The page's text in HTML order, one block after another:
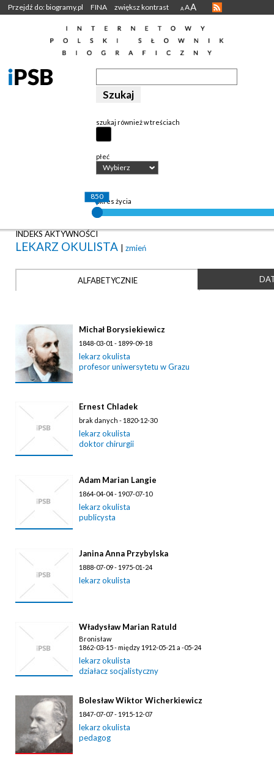
Przejdź do: biogramy.pl FINA zwiększ kontrast A AA
szukaj również w treściach
płeć
Wybierz
okres życia
850
INDEKS AKTYWNOŚCI
LEKARZ OKULISTA | zmień
ALFABETYCZNIE
Michał Borysiekiewicz
1848-03-01 - 1899-09-18
lekarz okulista
profesor uniwersytetu w Grazu
Ernest Chladek
brak danych - 1820-12-30
lekarz okulista
doktor chirurgii
Adam Marian Langie
1864-04-04 - 1907-07-10
lekarz okulista
publicysta
Janina Anna Przybylska
1888-07-09 - 1975-01-24
lekarz okulista
Władysław Marian Ratuld
Bronisław
1862-03-15 - między 1912-05-21 a -05-24
lekarz okulista
działacz socjalistyczny
Bolesław Wiktor Wicherkiewicz
1847-07-07 - 1915-12-07
lekarz okulista
pedagog